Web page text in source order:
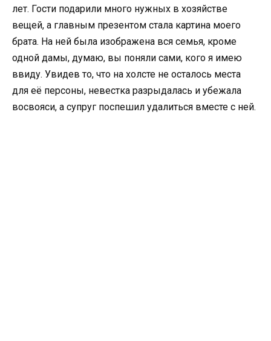
лет. Гости подарили много нужных в хозяйстве
вещей, а главным презентом стала картина моего
брата. На ней была изображена вся семья, кроме
одной дамы, думаю, вы поняли сами, кого я имею
ввиду. Увидев то, что на холсте не осталось места
для её персоны, невестка разрыдалась и убежала
восвояси, а супруг поспешил удалиться вместе с ней.